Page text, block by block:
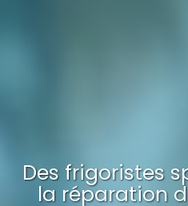
Des frigoristes
la réparation